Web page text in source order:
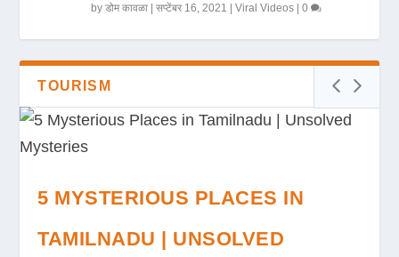
byडोम कावळा |सप्टेंबर 16, 2021 |Viral Videos |0
TOURISM
5 MYSTERIOUS PLACES IN
TAMILNADU | UNSOLVED